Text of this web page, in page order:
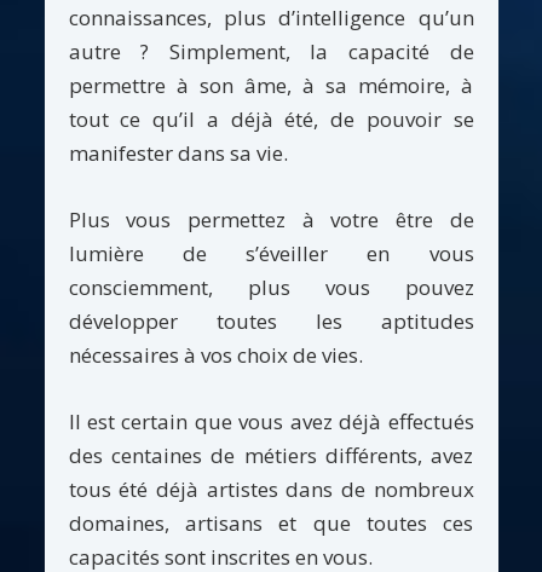
connaissances, plus d’intelligence qu’un
autre ? Simplement, la capacité de
permettre à son âme, à sa mémoire, à
tout ce qu’il a déjà été, de pouvoir se
manifester dans sa vie.
Plus vous permettez à votre être de
lumière de s’éveiller en vous
consciemment, plus vous pouvez
développer toutes les aptitudes
nécessaires à vos choix de vies.
Il est certain que vous avez déjà effectués
des centaines de métiers différents, avez
tous été déjà artistes dans de nombreux
domaines, artisans et que toutes ces
capacités sont inscrites en vous.